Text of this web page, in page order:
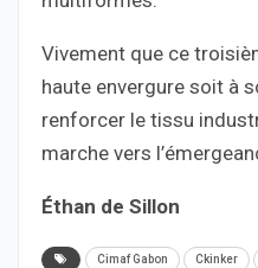
Vivement que ce
haute envergure soit à
renforcer le tissu
marche vers
Éthan de Sillon
Cimaf Gabon Ckinker